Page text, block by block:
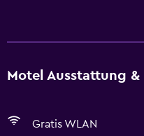
Motel Ausstattung
Gratis WLAN